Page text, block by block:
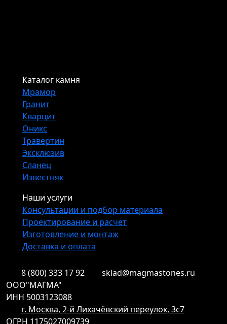
Каталог камня
Мрамор
Гранит
Кварцит
Оникс
Травертин
Эксклюзив
Сланец
Известняк
Наши услуги
Консультации и подбор материала
Проектирование и расчет
Изготовление и монтаж
Доставка и оплата
8 (800) 333 17 92
sklad@magmastones.ru
ООО"МАГМА"
ИНН 5003123088
г. Москва, 2-й Лихачёвский переулок, 3с7
ОГРН 1175027009739